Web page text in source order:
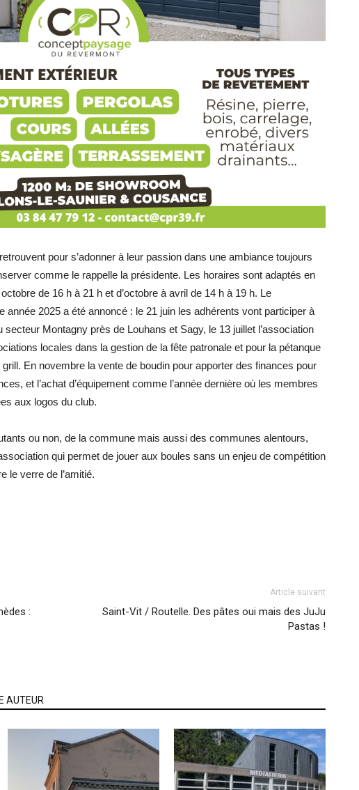
pour s’adonner à leur passion dans une ambiance toujours
comme le rappelle la présidente. Les horaires sont adaptés en
de 16 h à 21 h et d’octobre à avril de 14 h à 19 h. Le
année 2025 a été annoncé : le 21 juin les adhérents vont participer à
Montagny près de Louhans et Sagy, le 13 juillet l’association
locales dans la gestion de la fête patronale et pour la pétanque
En novembre la vente de boudin pour apporter des finances pour
et l’achat d’équipement comme l’année dernière où les membres
aux logos du club.
ou non, de la commune mais aussi des communes alentours,
qui permet de jouer aux boules sans un enjeu de compétition
le verre de l’amitié.
:
Article suivant
Saint-Vit / Routelle. Des pâtes oui mais des JuJu
Pastas !
AUTEUR